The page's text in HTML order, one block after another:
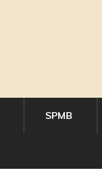
SPMB